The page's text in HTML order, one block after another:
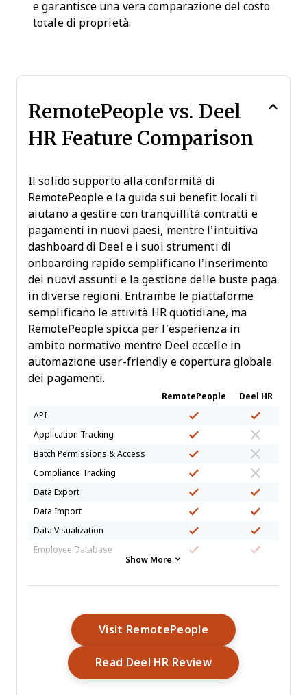
e garantisce una vera comparazione del costo
totale di proprietà.
RemotePeople vs. Deel
HR Feature Comparison
Il solido supporto alla conformità di
RemotePeople e la guida sui benefit locali ti
aiutano a gestire con tranquillità contratti e
pagamenti in nuovi paesi, mentre l’intuitiva
dashboard di Deel e i suoi strumenti di
onboarding rapido semplificano l’inserimento
dei nuovi assunti e la gestione delle buste paga
in diverse regioni. Entrambe le piattaforme
semplificano le attività HR quotidiane, ma
RemotePeople spicca per l’esperienza in
ambito normativo mentre Deel eccelle in
automazione user-friendly e copertura globale
dei pagamenti.
RemotePeople
Deel HR
API
Application Tracking
Batch Permissions & Access
Compliance Tracking
Data Export
Data Import
Data Visualization
Employee Database
Employee Training
Multi-User
Notifications
Show More
Visit RemotePeopleOpens New
Read Deel HR ReviewOpens New